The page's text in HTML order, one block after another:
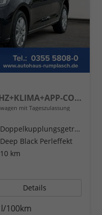
LIFE AHK+ACC+KAMERA+SHZ+KLIMA+APP-CONNECT
mit Tageszulassung
Doppelkupplungsgetriebe (DSG)
Deep Black Perleffekt
10 km
Details
100km